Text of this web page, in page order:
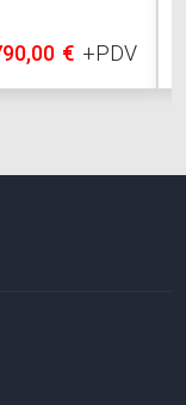
€ +PDV